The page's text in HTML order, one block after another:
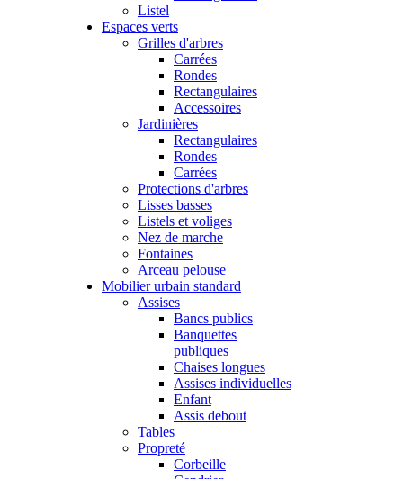
Listel
Espaces verts
Grilles d'arbres
Carrées
Rondes
Rectangulaires
Accessoires
Jardinières
Rectangulaires
Rondes
Carrées
Protections d'arbres
Lisses basses
Listels et voliges
Nez de marche
Fontaines
Arceau pelouse
Mobilier urbain standard
Assises
Bancs publics
Banquettes
publiques
Chaises longues
Assises individuelles
Enfant
Assis debout
Tables
Propreté
Corbeille